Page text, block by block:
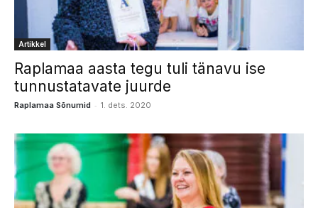
Artikkel
Raplamaa aasta tegu tuli tänavu ise
tunnustatavate juurde
Raplamaa Sõnumid - 1. dets. 2020